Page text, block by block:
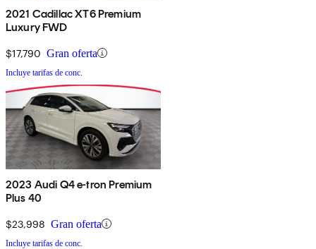
2021 Cadillac XT6 Premium
Luxury FWD
$17,790 Gran oferta
Incluye tarifas de conc.
2023 Audi Q4 e-tron Premium
Plus 40
$23,998 Gran oferta
Incluye tarifas de conc.